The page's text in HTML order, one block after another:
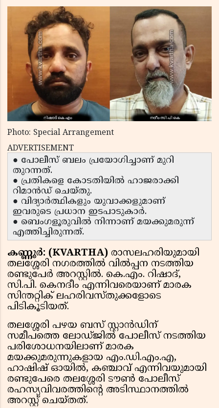
Photo: Special Arrangement
ADVERTISEMENT
● പോലീസ് ബലം പ്രയോഗിച്ചാണ് മുറി
തുറന്നത്.
● പ്രതികളെ കോടതിയിൽ ഹാജരാക്കി
റിമാൻഡ് ചെയ്തു.
● വിദ്യാർത്ഥികളും യുവാക്കളുമാണ്
ഇവരുടെ പ്രധാന ഇടപാടുകാർ.
● ബെംഗളൂരുവിൽ നിന്നാണ് മയക്കുമരുന്ന്
എത്തിച്ചിരുന്നത്.
കണ്ണൂർ: (KVARTHA) രാസലഹരിയുമായി
തലശ്ശേരി നഗരത്തിൽ വിൽപ്പന നടത്തിയ
രണ്ടുപേർ അറസ്റ്റിൽ. കെ.എം. റിഷാദ്,
സി.പി. കെനദീം എന്നിവരെയാണ് മാരക
സിന്തറ്റിക് ലഹരിവസ്തുക്കളോടെ
പിടികൂടിയത്.
തലശ്ശേരി പഴയ ബസ് സ്റ്റാൻഡിന്
സമീപത്തെ ലോഡ്ജിൽ പോലീസ് നടത്തിയ
പരിശോധനയിലാണ് മാരക
മയക്കുമരുന്നുകളായ എം.ഡി.എം.എ,
ഹാഷിഷ് ഓയിൽ, കഞ്ചാവ് എന്നിവയുമായി
രണ്ടുപേരെ തലശ്ശേരി ടൗൺ പോലീസ്
രഹസ്യവിവരത്തിന്റെ അടിസ്ഥാനത്തിൽ
അറസ്റ്റ് ചെയ്തത്.